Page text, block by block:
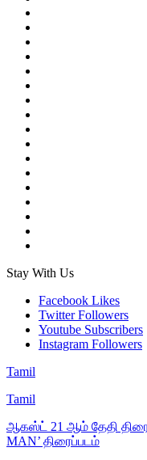
Stay With Us
Facebook Likes
Twitter Followers
Youtube Subscribers
Instagram Followers
Tamil
Tamil
ஆகஸ்ட் 21 ஆம் தேதி
MAN’ திரைப்படம்